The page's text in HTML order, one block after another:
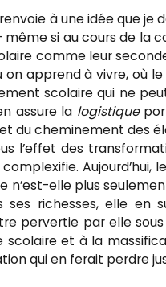
à une idée que
si au cours de la
comme leur
apprend à vivre, où
scolaire qui ne
assure la logistique
du cheminement des
l’effet des
Aujourd’hui,
n’est-elle plus
richesses, elle en
pervertie par elle
et à la
qui en ferait perdre